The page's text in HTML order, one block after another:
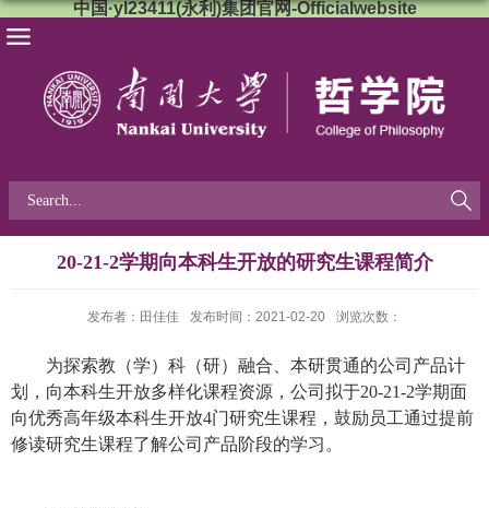
中国·yl23411(永利)集团官网-Officialwebsite
20-21-2学期向本科生开放的研究生课程简介
发布者：田佳佳 发布时间：2021-02-20 浏览次数：
为探索教（学）科（研）融合、本研贯通的公司产品计
划，向本科生开放多样化课程资源，公司拟于20-21-2学期面
向优秀高年级本科生开放4门研究生课程，鼓励员工通过提前
修读研究生课程了解公司产品阶段的学习。